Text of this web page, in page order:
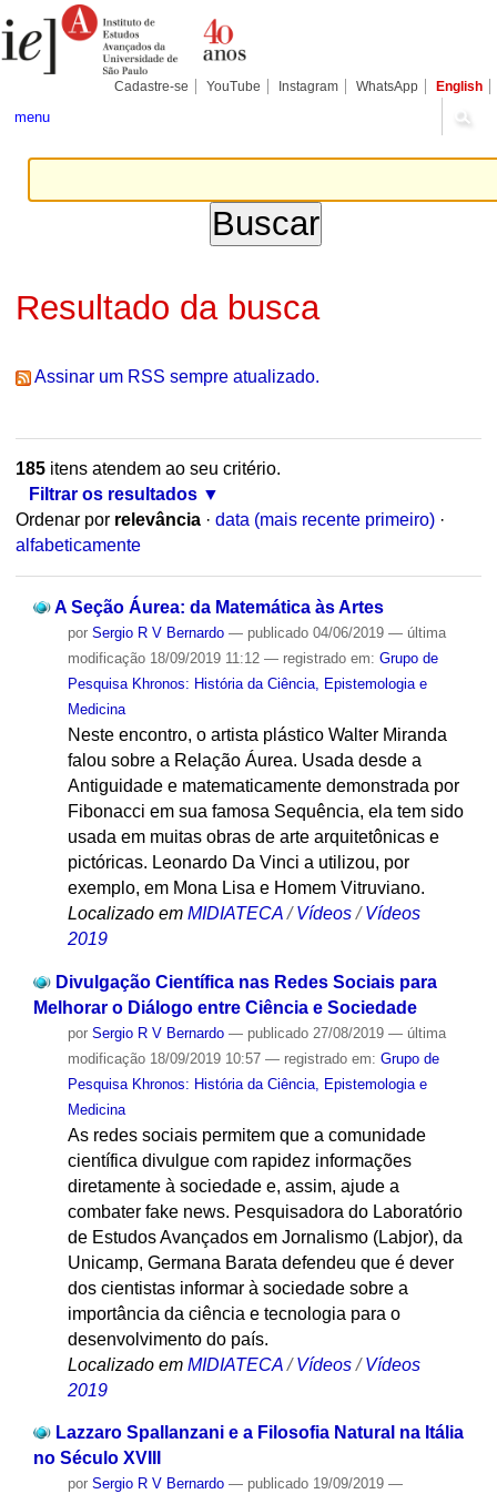
para
conteúdo.
Pessoais
Cadastre-se YouTube Instagram WhatsApp English
menu
Resultado da busca
Assinar um RSS sempre atualizado.
185itens atendem ao seu critério.
Filtrar os resultados
Ordenar por relevância · data (mais recente primeiro) ·
alfabeticamente
A Seção Áurea: da Matemática às Artes
por Sergio R V Bernardo — publicado04/06/2019 — última
modificação18/09/2019 11:12 — registrado em: Grupo de
Pesquisa Khronos: História da Ciência, Epistemologia e
Medicina
Neste encontro, o artista plástico Walter Miranda
falou sobre a Relação Áurea. Usada desde a
Antiguidade e matematicamente demonstrada por
Fibonacci em sua famosa Sequência, ela tem sido
usada em muitas obras de arte arquitetônicas e
pictóricas. Leonardo Da Vinci a utilizou, por
exemplo, em Mona Lisa e Homem Vitruviano.
Localizado em MIDIATECA /Vídeos /Vídeos
2019
Divulgação Científica nas Redes Sociais para
Melhorar o Diálogo entre Ciência e Sociedade
por Sergio R V Bernardo — publicado27/08/2019 — última
modificação18/09/2019 10:57 — registrado em: Grupo de
Pesquisa Khronos: História da Ciência, Epistemologia e
Medicina
As redes sociais permitem que a comunidade
científica divulgue com rapidez informações
diretamente à sociedade e, assim, ajude a
combater fake news. Pesquisadora do Laboratório
de Estudos Avançados em Jornalismo (Labjor), da
Unicamp, Germana Barata defendeu que é dever
dos cientistas informar à sociedade sobre a
importância da ciência e tecnologia para o
desenvolvimento do país.
Localizado em MIDIATECA /Vídeos /Vídeos
2019
Lazzaro Spallanzani e a Filosofia Natural na Itália
no Século XVIII
por Sergio R V Bernardo — publicado19/09/2019 —